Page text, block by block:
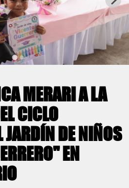
MERARI A LA
CICLO
JARDÍN DE NIÑOS
EN